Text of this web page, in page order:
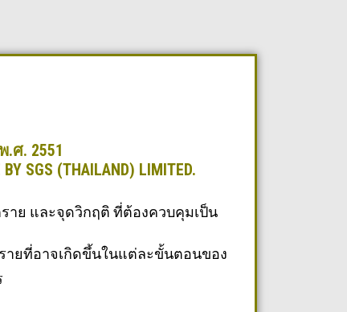
.ศ. 2551
BY SGS (THAILAND) LIMITED.
าย และจุดวิกฤติ ที่ต้องควบคุมเป็น
ายที่อาจเกิดขึ้นในแต่ละขั้นตอนของ